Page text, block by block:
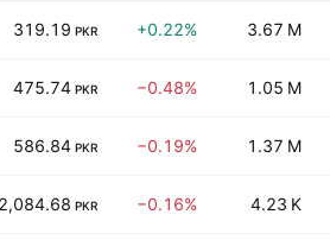
319.19 PKR +0.22% 3.67 M
475.74 PKR −0.48% 1.05 M
586.84 PKR −0.19% 1.37 M
2,084.68 PKR −0.16% 4.23 K